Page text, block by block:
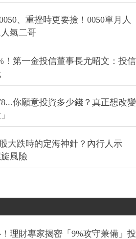
、重挫時更要撿！0050單月人
氣二哥
！第一金投信董事長尤昭文：投信
你願意投資多少錢？真正想改變
大跌時的定海神針？內行人示
風險
理財專家揭密「9%攻守兼備」投